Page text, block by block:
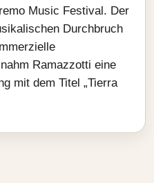
Music Festival. Der
Durchbruch
Ramazzotti eine
mit dem Titel „Tierra